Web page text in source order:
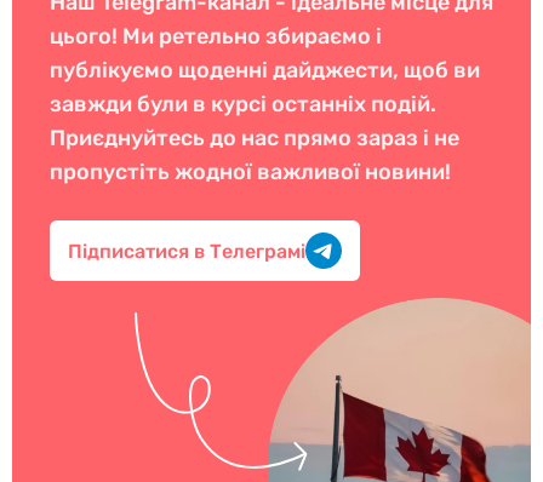
цього! Ми ретельно збираємо і
публікуємо щоденні дайджести, щоб ви
завжди були в курсі останніх подій.
Приєднуйтесь до нас прямо зараз і не
пропустіть жодної важливої новини!
Підписатися в Телеграмі